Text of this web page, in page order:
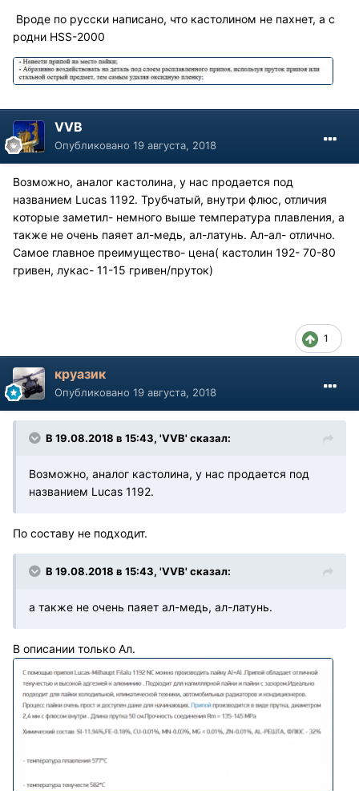
Вроде по русски написано, что кастолином не пахнет, а с
родни HSS-2000
VVB
Опубликовано 19 августа, 2018
Возможно, аналог кастолина, у нас продается под
названием Lucas 1192. Трубчатый, внутри флюс, отличия
которые заметил- немного выше температура плавления, а
также не очень паяет ал-медь, ал-латунь. Ал-ал- отлично.
Самое главное преимущество- цена( кастолин 192- 70-80
гривен, лукас- 11-15 гривен/пруток)
1
круазик
Опубликовано 19 августа, 2018
В 19.08.2018 в 15:43, 'VVB' сказал:
Возможно, аналог кастолина, у нас продается под
названием Lucas 1192.
По составу не подходит.
В 19.08.2018 в 15:43, 'VVB' сказал:
а также не очень паяет ал-медь, ал-латунь.
В описании только Ал.